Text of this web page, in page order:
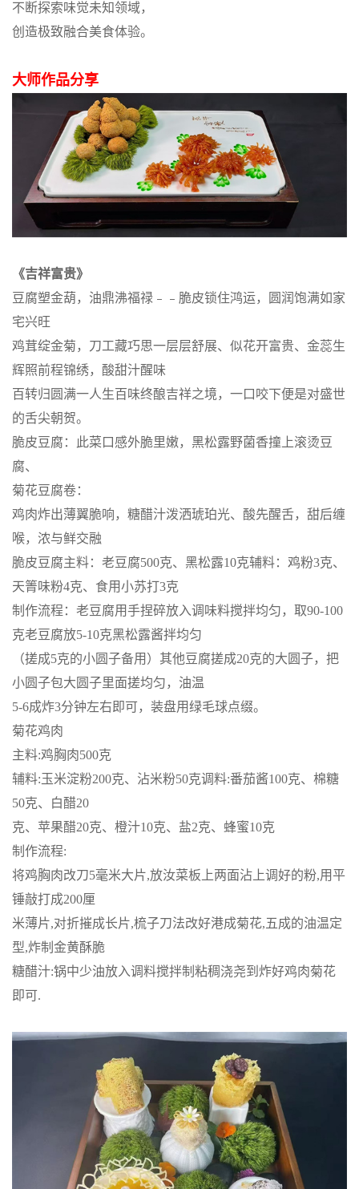
不断探索味觉未知领域，
创造极致融合美食体验。
大师作品分享
《吉祥富贵》
豆腐塑金葫，油鼎沸福禄﹣﹣脆皮锁住鸿运，圆润饱满如家
宅兴旺
鸡茸绽金菊，刀工藏巧思一层层舒展、似花开富贵、金蕊生
辉照前程锦绣，酸甜汁醒味
百转归圆满一人生百味终酿吉祥之境，一口咬下便是对盛世
的舌尖朝贺。
脆皮豆腐：此菜口感外脆里嫩，黑松露野菌香撞上滚烫豆
腐、
菊花豆腐卷：
鸡肉炸出薄翼脆响，糖醋汁泼洒琥珀光、酸先醒舌，甜后缠
喉，浓与鲜交融
脆皮豆腐主料：老豆腐500克、黑松露10克辅料：鸡粉3克、
天箐味粉4克、食用小苏打3克
制作流程：老豆腐用手捏碎放入调味料搅拌均匀，取90-100
克老豆腐放5-10克黑松露酱拌均匀
（搓成5克的小圆子备用）其他豆腐搓成20克的大圆子，把
小圆子包大圆子里面搓均匀，油温
5-6成炸3分钟左右即可，装盘用绿毛球点缀。
菊花鸡肉
主料:鸡胸肉500克
辅料:玉米淀粉200克、沾米粉50克调料:番茄酱100克、棉糖
50克、白醋20
克、苹果醋20克、橙汁10克、盐2克、蜂蜜10克
制作流程:
将鸡胸肉改刀5毫米大片,放汝菜板上两面沾上调好的粉,用平
锤敲打成200厘
米薄片,对折摧成长片,梳子刀法改好港成菊花,五成的油温定
型,炸制金黄酥脆
糖醋汁:锅中少油放入调料搅拌制粘稠浇尧到炸好鸡肉菊花
即可.